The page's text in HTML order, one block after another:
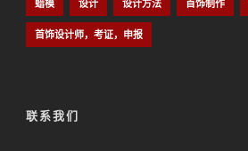
蜡模 设计 设计方法 首饰制作
首饰设计师，考证，申报
联系我们